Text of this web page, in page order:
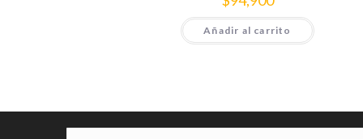
Añadir al carrito